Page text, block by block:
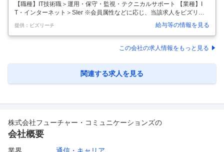
ティビジネス推進 メンバー／ポイントオブコンタクト
／インシデントハンドラー／フォレンジックエンジニ
ア／140
【職種】IT技術職＞運用・保守・監視・テクニカルサポート 【業種】I
T・インターネット＞SIer ※会員属性などに応じ、当該求人をビズリーチ
上で閲覧された際に内容が異なる場合があります 【所属について/分野の
垣根を越えて技術をリードし、新たな価値の創出に貢献】 当社は大き
く、コーポレートスタッフ、公共、金融、法人、テクノロジーセグメン
ト、コンサルティングセグメント、技術革新統括本部(技統本)の分野で
技術をリードし、新たな価値の創出に貢献する」ことをミッションに掲
げる全社横断組織です。お客さまにとって最適なテクノロジーを組み合
提供：ビズリーチ 給与等の情報を見る
この会社の求人情報をもっと見る
関連する求人を見る
株式会社フューチャー・コミュニケーションズの
会社概要